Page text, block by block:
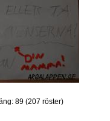
89 (207 röster)